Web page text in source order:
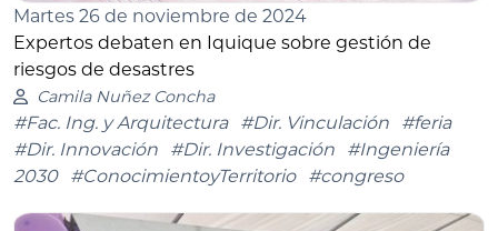
Martes 26 de noviembre de 2024
Expertos debaten en Iquique sobre gestión de
riesgos de desastres
Camila Nuñez Concha
#Fac. Ing. y Arquitectura #Dir. Vinculación
#feria
#Dir. Innovación
#Dir. Investigación
#Ingeniería
2030
#ConocimientoyTerritorio #congreso